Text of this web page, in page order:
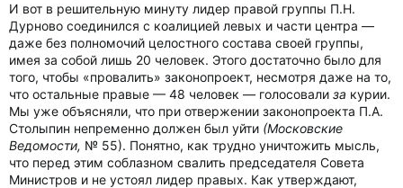
И вот в решительную минуту лидер правой группы П.Н.
Дурново соединился с коалицией левых и части центра —
даже без полномочий целостного состава своей группы,
имея за собой лишь 20 человек. Этого достаточно было для
того, чтобы «провалить» законопроект, несмотря даже на то,
что остальные правые — 48 человек — голосовали за курии.
Мы уже объясняли, что при отвержении законопроекта П.А.
Столыпин непременно должен был уйти (Московские
Ведомости, № 55). Понятно, как трудно уничтожить мысль,
что перед этим соблазном свалить председателя Совета
Министров и не устоял лидер правых. Как утверждают,